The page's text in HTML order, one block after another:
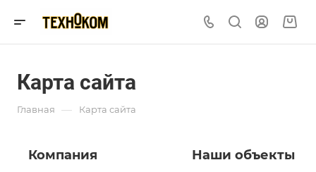
Карта сайта
Главная — Карта сайта
Компания Наши объекты